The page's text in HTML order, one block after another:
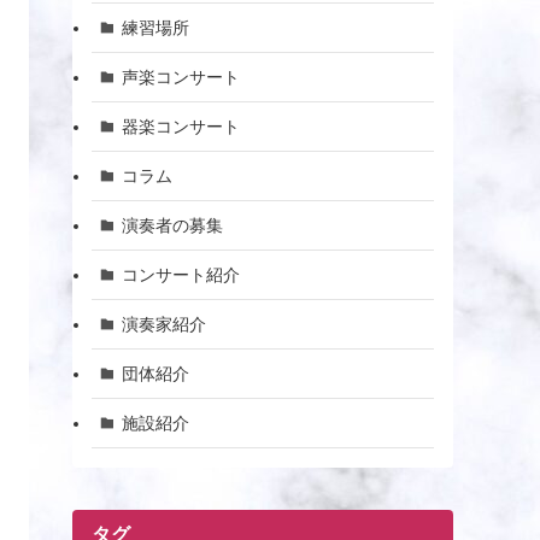
練習場所
声楽コンサート
器楽コンサート
コラム
演奏者の募集
コンサート紹介
演奏家紹介
団体紹介
施設紹介
タグ